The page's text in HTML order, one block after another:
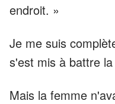
endroit. »
Je me suis
s'est mis à battre
Mais la femme